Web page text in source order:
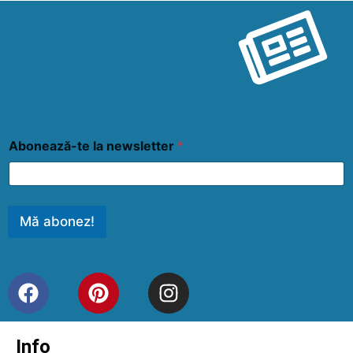
Abonează-te la newsletter *
Mă abonez!
Info